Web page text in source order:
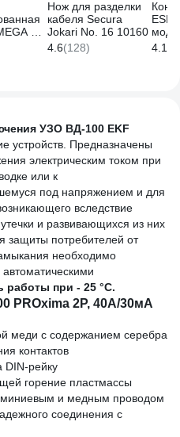
3F,
Нож для разделки
кабеля Secura
Jokari No. 16 10160
4.6(128)
АС-
4.1
УЗО ВД-100 EKF
устройств. Предназначены
электрическим током при
или к
под напряжением и для
вследствие
и развивающихся из них
защиты потребителей от
необходимо
работы при - 25 °С.
PROxima 2P, 40А/30мА
меди с содержанием серебра
контактов
DIN-рейку
горение пластмассы
и медным проводом
соединения с